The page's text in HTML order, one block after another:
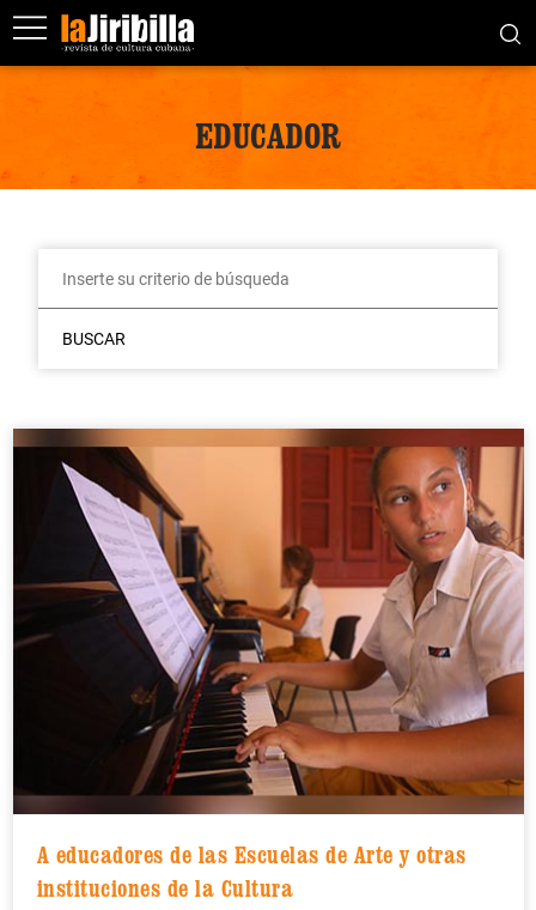
EDUCADOR
BUSCAR
A educadores de las Escuelas de Arte y otras
instituciones de la Cultura